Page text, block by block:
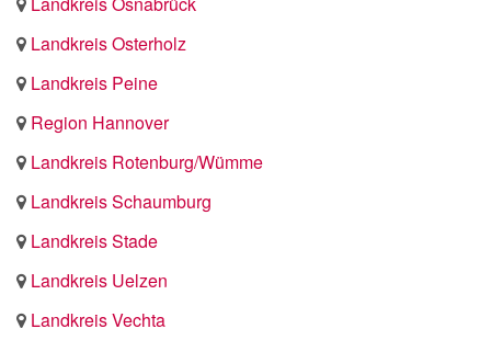
Landkreis Osterholz
Landkreis Peine
Region Hannover
Landkreis Rotenburg/Wümme
Landkreis Schaumburg
Landkreis Stade
Landkreis Uelzen
Landkreis Vechta